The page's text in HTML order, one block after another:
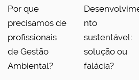
Por que
precisamos de
profissionais
de Gestão
Ambiental?
nto
sustentável:
solução ou
falácia?